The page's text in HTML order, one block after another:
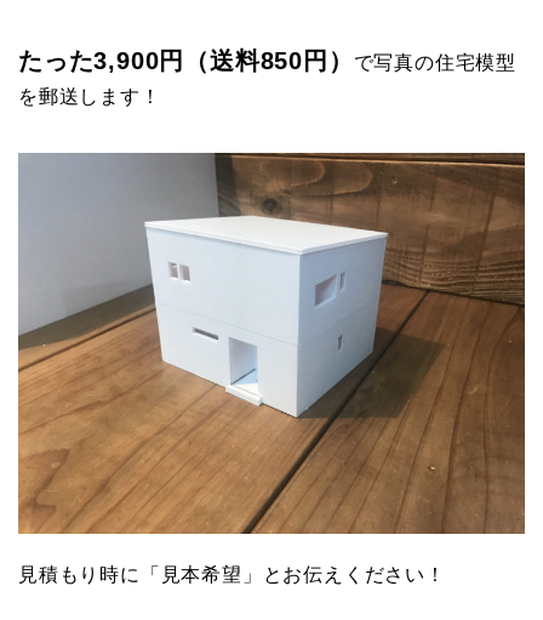
たった3,900円（送料850円）
で写真の住宅模型
を郵送します！
見積もり時に「見本希望」とお伝えください！